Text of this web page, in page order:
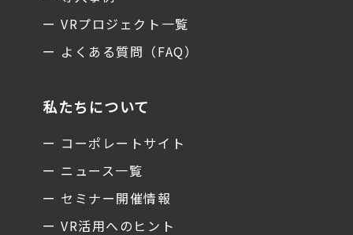
ー VRプロジェクト一覧
ー よくある質問（FAQ）
私たちについて
ー コーポレートサイト
ー ニュース一覧
ー セミナー開催情報
ー VR活用へのヒント